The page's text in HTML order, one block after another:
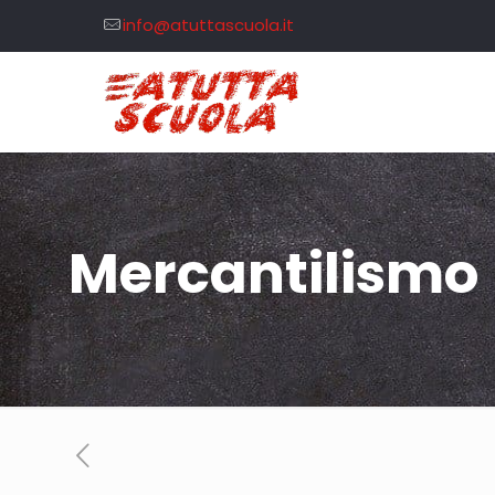
info@atuttascuola.it
Mercantilismo